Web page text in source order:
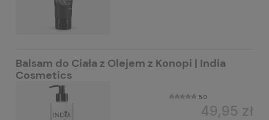
Balsam do Ciała z Olejem z Konopi | India
Cosmetics
5.0
49,95 zł